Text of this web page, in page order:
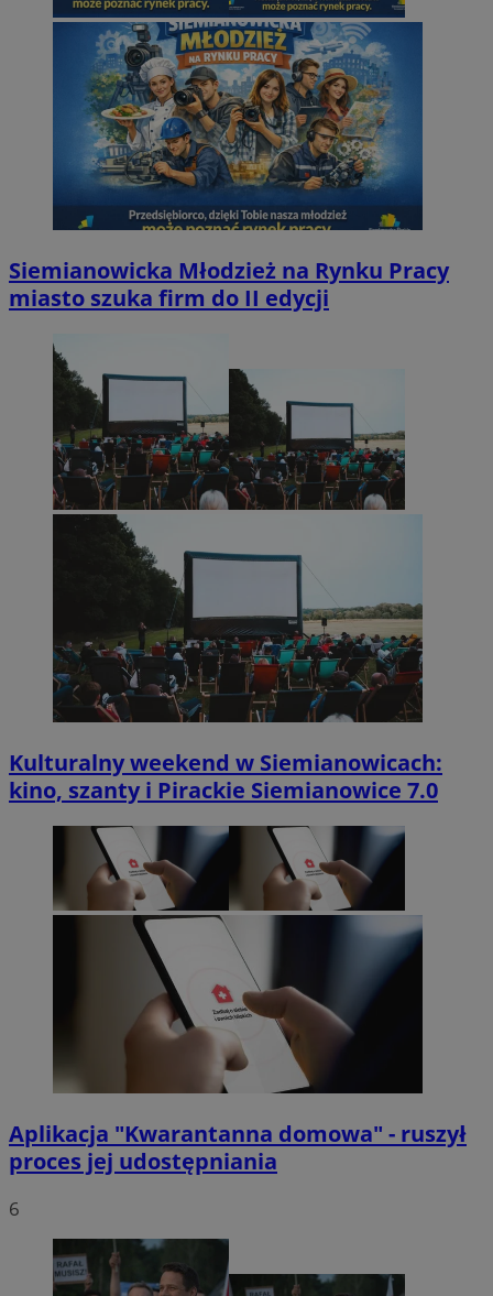
Siemianowicka Młodzież na Rynku Pracy
miasto szuka firm do II edycji
Kulturalny weekend w Siemianowicach:
kino, szanty i Pirackie Siemianowice 7.0
Aplikacja "Kwarantanna domowa" - ruszył
proces jej udostępniania
6